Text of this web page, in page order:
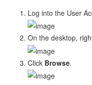
Log into the User
On the desktop,
Click Browse.